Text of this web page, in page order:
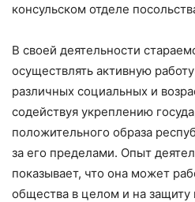
консульском отделе
В своей деятельности
осуществлять активную
различных социальных и
содействуя укреплению
положительного образа
за его пределами. Опыт
показывает, что она может
общества в целом и на защиту